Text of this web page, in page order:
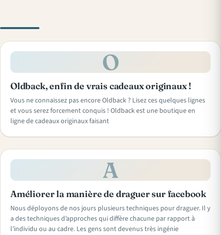
O
Oldback, enfin de vrais cadeaux originaux !
Vous ne connaissez pas encore Oldback ? Lisez ces quelques lignes
et vous serez forcement conquis ! Oldback est une boutique en
ligne de cadeaux originaux faisant
A
Améliorer la manière de draguer sur facebook
Nous déployons de nos jours plusieurs techniques pour draguer. Il y
a des techniques d’approches qui diffère chacune par rapport à
l’individu ou au cadre. Les gens sont devenus très ingénie